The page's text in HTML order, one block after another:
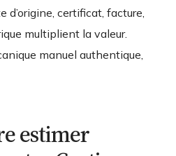
d’origine, certificat, facture,
multiplient la valeur.
manuel authentique,
estimer